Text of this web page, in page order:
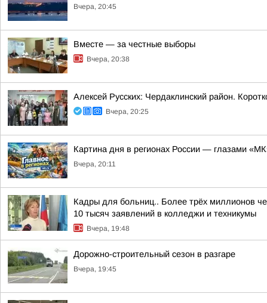
Вчера, 20:45
Вместе — за честные выборы
Вчера, 20:38
Алексей Русских: Чердаклинский район.
Вчера, 20:25
Картина дня в регионах России — глазами
Вчера, 20:11
Кадры для больниц.. Более трёх миллионов
10 тысяч заявлений в колледжи и техникумы
Вчера, 19:48
Дорожно-строительный сезон в разгаре
Вчера, 19:45